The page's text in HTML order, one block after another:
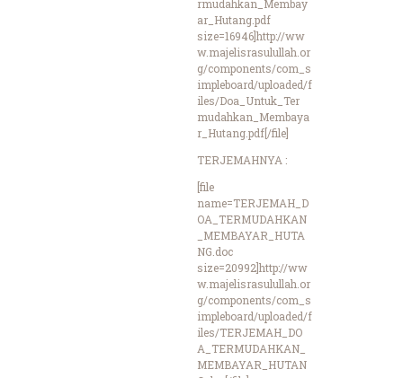
rmudahkan_Membay
ar_Hutang.pdf
size=16946]http://ww
w.majelisrasulullah.or
g/components/com_s
impleboard/uploaded/f
iles/Doa_Untuk_Ter
mudahkan_Membaya
r_Hutang.pdf[/file]
TERJEMAHNYA :
[file
name=TERJEMAH_D
OA_TERMUDAHKAN
_MEMBAYAR_HUTA
NG.doc
size=20992]http://ww
w.majelisrasulullah.or
g/components/com_s
impleboard/uploaded/f
iles/TERJEMAH_DO
A_TERMUDAHKAN_
MEMBAYAR_HUTAN